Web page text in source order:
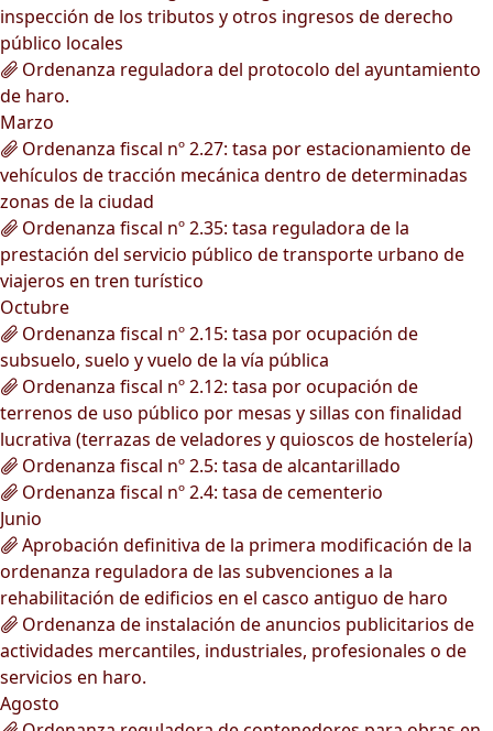
inspección de los tributos y otros ingresos de derecho
público locales
Ordenanza reguladora del protocolo del ayuntamiento
de haro.
Marzo
Ordenanza fiscal nº 2.27: tasa por estacionamiento de
vehículos de tracción mecánica dentro de determinadas
zonas de la ciudad
Ordenanza fiscal nº 2.35: tasa reguladora de la
prestación del servicio público de transporte urbano de
viajeros en tren turístico
Octubre
Ordenanza fiscal nº 2.15: tasa por ocupación de
subsuelo, suelo y vuelo de la vía pública
Ordenanza fiscal nº 2.12: tasa por ocupación de
terrenos de uso público por mesas y sillas con finalidad
lucrativa (terrazas de veladores y quioscos de hostelería)
Ordenanza fiscal nº 2.5: tasa de alcantarillado
Ordenanza fiscal nº 2.4: tasa de cementerio
Junio
Aprobación definitiva de la primera modificación de la
ordenanza reguladora de las subvenciones a la
rehabilitación de edificios en el casco antiguo de haro
Ordenanza de instalación de anuncios publicitarios de
actividades mercantiles, industriales, profesionales o de
servicios en haro.
Agosto